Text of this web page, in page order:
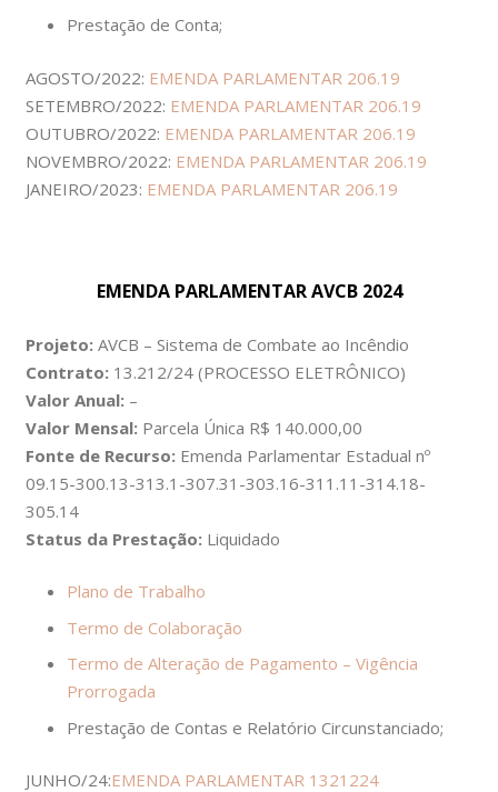
Prestação de Conta;
AGOSTO/2022: EMENDA PARLAMENTAR 206.19
SETEMBRO/2022: EMENDA PARLAMENTAR 206.19
OUTUBRO/2022: EMENDA PARLAMENTAR 206.19
NOVEMBRO/2022: EMENDA PARLAMENTAR 206.19
JANEIRO/2023: EMENDA PARLAMENTAR 206.19
EMENDA PARLAMENTAR AVCB 2024
Projeto: AVCB – Sistema de Combate ao Incêndio
Contrato: 13.212/24 (PROCESSO ELETRÔNICO)
Valor Anual: –
Valor Mensal: Parcela Única R$ 140.000,00
Fonte de Recurso: Emenda Parlamentar Estadual nº
09.15-300.13-313.1-307.31-303.16-311.11-314.18-
305.14
Status da Prestação: Liquidado
Plano de Trabalho
Termo de Colaboração
Termo de Alteração de Pagamento – Vigência
Prorrogada
Prestação de Contas e Relatório Circunstanciado;
JUNHO/24:EMENDA PARLAMENTAR 1321224